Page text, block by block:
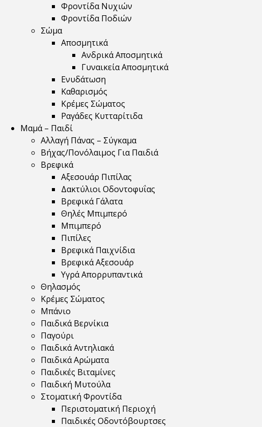
Φροντίδα Νυχιών
Φροντίδα Ποδιών
Σώμα
Αποσμητικά
Ανδρικά Αποσμητικά
Γυναικεία Αποσμητικά
Ενυδάτωση
Καθαρισμός
Κρέμες Σώματος
Ραγάδες Κυτταρίτιδα
Μαμά – Παιδί
Αλλαγή Πάνας – Σύγκαμα
Βήχας/Πονόλαιμος Για Παιδιά
Βρεφικά
Αξεσουάρ Πιπίλας
Δακτύλιοι Οδοντοφυΐας
Βρεφικά Γάλατα
Θηλές Μπιμπερό
Μπιμπερό
Πιπίλες
Βρεφικά Παιχνίδια
Βρεφικά Αξεσουάρ
Υγρά Απορρυπαντικά
Θηλασμός
Κρέμες Σώματος
Μπάνιο
Παιδικά Βερνίκια
Παγούρι
Παιδικά Αντηλιακά
Παιδικά Αρώματα
Παιδικές Βιταμίνες
Παιδική Μυτούλα
Στοματική Φροντίδα
Περιστοματική Περιοχή
Παιδικές Οδοντόβουρτσες